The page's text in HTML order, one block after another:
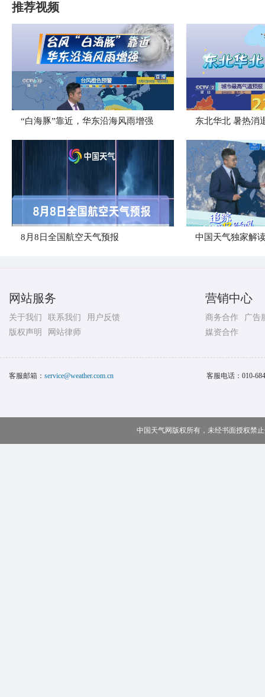
推荐视频
“白海豚”靠近，华东沿海风雨增强 东北华北 暑热消
8月8日全国航空天气预报 中国天气独家解
网站服务
关于我们 联系我们
用户反馈
版权声明
网站律师
营销中心
商务合作
广告
媒资合作
客服邮箱： service@weather.com.cn 客服电话： 010-
中国天气网版权所有，未经书面授权